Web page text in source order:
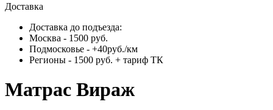
Доставка
Доставка до подъезда:
Москва - 1500 руб.
Подмосковье - +40руб./км
Регионы - 1500 руб. + тариф ТК
Матрас Вираж